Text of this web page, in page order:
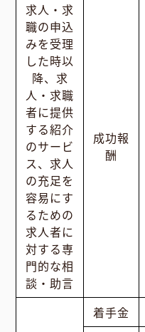
求人・求
職の申込
みを受理
した時以
降、求
人・求職
者に提供
する紹介
のサービ
ス、求人
の充足を
容易にす
るための
求人者に
対する専
門的な相
談・助言
成功報
酬
着手金